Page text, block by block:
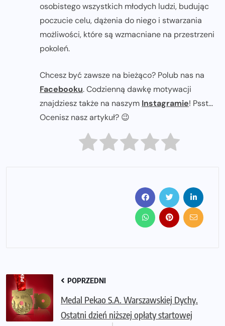
osobistego wszystkich młodych ludzi, budując
poczucie celu, dążenia do niego i stwarzania
możliwości, które są wzmacniane na przestrzeni
pokoleń.
Chcesz być zawsze na bieżąco? Polub nas na
Facebooku. Codzienną dawkę motywacji
znajdziesz także na naszym Instagramie! Psst...
Ocenisz nasz artykuł? 😉
POPRZEDNI
Medal Pekao S.A. Warszawskiej Dychy.
Ostatni dzień niższej opłaty startowej